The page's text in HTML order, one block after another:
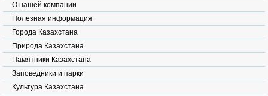
О нашей компании
Полезная информация
Города Казахстана
Природа Казахстана
Памятники Казахстана
Заповедники и парки
Культура Казахстана